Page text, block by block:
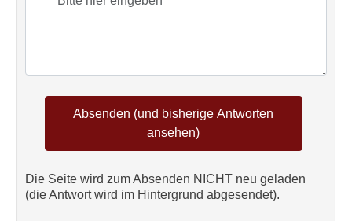
Die Seite wird zum Absenden NICHT neu geladen
(die Antwort wird im Hintergrund abgesendet).